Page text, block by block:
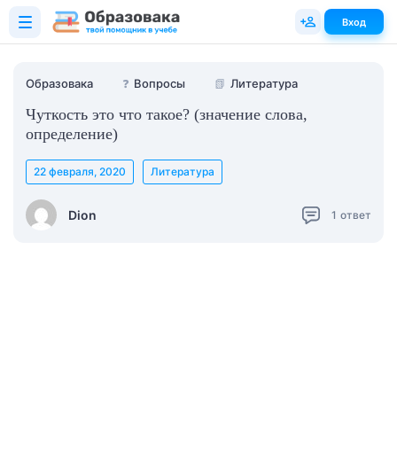
Образовака ❓ Вопросы 📗 Литература
Чуткость это что такое? (значение слова,
определение)
Dion
22 февраля, 2020 Литература
1 ответ
Вход